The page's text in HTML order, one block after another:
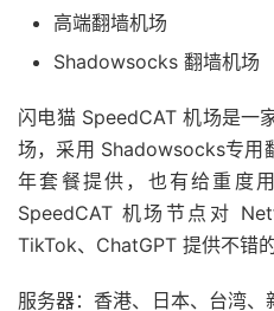
高端翻墙机场
Shadowsocks 翻墙机场
闪电猫 SpeedCAT 机场是一
场，采用 Shadowsocks专用
年套餐提供，也有给重度
SpeedCAT 机场节点对
TikTok、ChatGPT 提供不错的
服务器：香港、日本、台湾